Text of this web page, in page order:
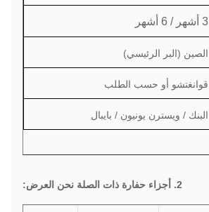
3 أشهر / 6 أشهر
الصين (البر الرئيسي)
قوانغتشو أو حسب الطلب
البنك / ويسترن يونيون / بايبال
2. أجزاء حفارة ذات الصلة نحن العرض: